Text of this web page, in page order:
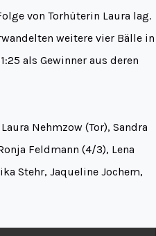
von Torhüterin Laura lag.
weitere vier Bälle in
als Gewinner aus deren
Nehmzow (Tor), Sandra
Feldmann (4/3), Lena
Stehr, Jaqueline Jochem,